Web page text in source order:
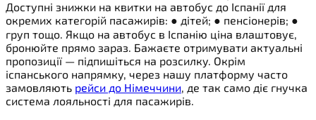
Доступні знижки на квитки на автобус до Іспанії для
окремих категорій пасажирів: ● дітей; ● пенсіонерів; ●
груп тощо. Якщо на автобус в Іспанію ціна влаштовує,
бронюйте прямо зараз. Бажаєте отримувати актуальні
пропозиції — підпишіться на розсилку. Окрім
іспанського напрямку, через нашу платформу часто
замовляють рейси до Німеччини , де так само діє гнучка
система лояльності для пасажирів.